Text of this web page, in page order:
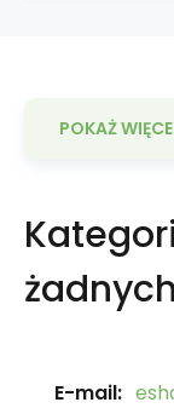
POKAŻ
E-mail: